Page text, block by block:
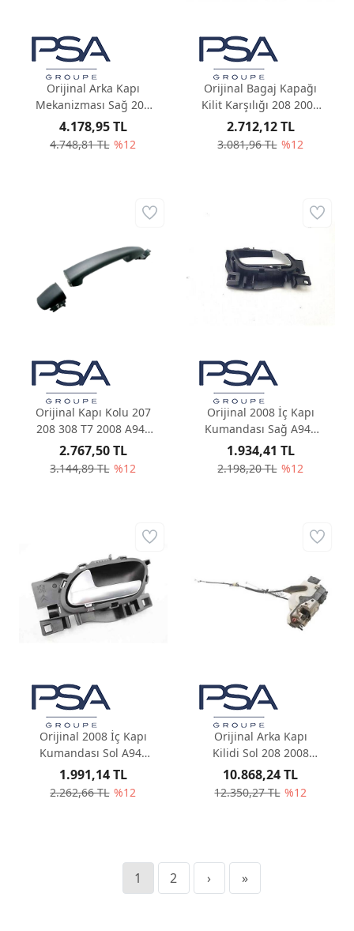
Orijinal Arka Kapı
Mekanizması Sağ 208
2008 A94F 9109E7
4.748,81 TL %12
4.178,95 TL
Orijinal Bagaj Kapağı
Kilit Karşılığı 208 2008
A94F 8724K0
3.081,96 TL %12
2.712,12 TL
Orijinal Kapı Kolu 207
208 308 T7 2008 A94F
9101GH
3.144,89 TL %12
2.767,50 TL
Orijinal 2008 İç Kapı
Kumandası Sağ A94F
96555516VV
2.198,20 TL %12
1.934,41 TL
Orijinal 2008 İç Kapı
Kumandası Sol A94F
96555518VV
2.262,66 TL %12
1.991,14 TL
Orijinal Arka Kapı
Kilidi Sol 208 2008
A94F 9812501480
12.350,27 TL %12
10.868,24 TL
1 2 › »